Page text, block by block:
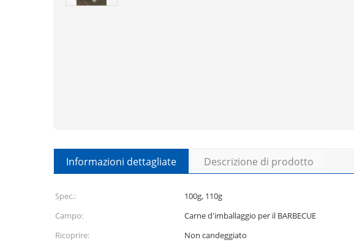
Informazioni dettagliate Descrizione di prodotto
Spec.: 100g, 110g
Campo:
Carne d'imballaggio per il BARBECUE
Ricoprire:
Non candeggiato